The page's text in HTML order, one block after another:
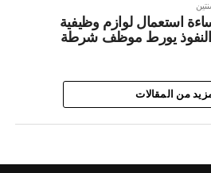
استعمال لوازم وظيفية
النفوذ يورط موظف شرطة
من المقالات